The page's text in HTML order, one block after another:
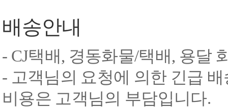
배송안내
- CJ택배, 경동화물/택배, 용달
- 고객님의 요청에 의한 긴급
비용은 고객님의 부담입니다.